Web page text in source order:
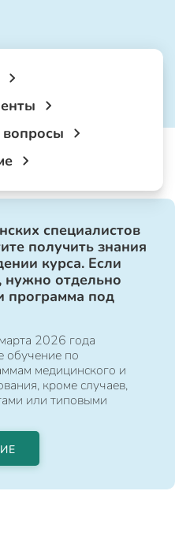
специалистов
получить знания
курса. Если
нужно отдельно
программа под
2026 года
обучение по
медицинского и
кроме случаев,
или типовыми